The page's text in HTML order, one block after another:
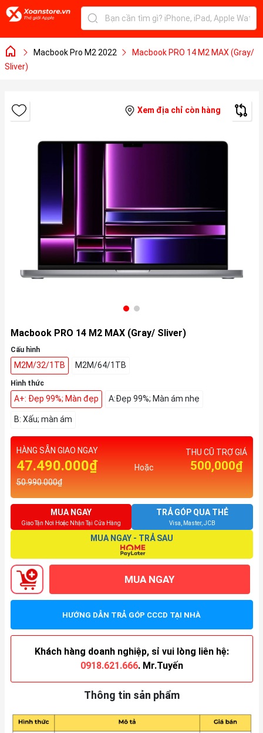
Macbook Pro M2 2022
Macbook PRO 14 M2 MAX (Gray/
Sliver)
Xem địa chỉ còn hàng
Macbook PRO 14 M2 MAX (Gray/ Sliver)
Cấu hình
M2M/32/1TB M2M/64/1TB
Hình thức
A+: Đẹp 99%; Màn đẹp A:Đẹp 99%; Màn ám nhẹ
B: Xấu; màn ám
HÀNG SẴN GIAO NGAY
47.490.000₫
50.990.000₫
Hoặc
THU CŨ TRỢ GIÁ
500,000₫
MUA NGAY
Giao Tận Nơi Hoặc Nhận Tại Cửa Hàng
TRẢ GÓP QUA THẺ
Visa, Master, JCB
MUA NGAY - TRẢ SAU
MUA NGAY
HƯỚNG DẪN TRẢ GÓP CCCD TẠI NHÀ
Khách hàng doanh nghiệp, sỉ vui lòng liên hệ:
0918.621.666. Mr.Tuyến
Thông tin sản phẩm